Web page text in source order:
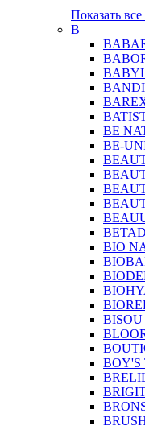
Показать все
B
BANDI
BE
BE-
BIO
BISOU
BOY'S